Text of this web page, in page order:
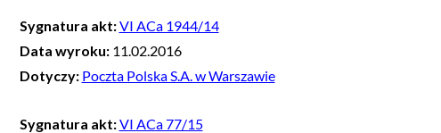
Sygnatura akt:VI ACa 1944/14
Data wyroku: 11.02.2016
Dotyczy: Poczta Polska S.A. w Warszawie
Sygnatura akt:VI ACa 77/15